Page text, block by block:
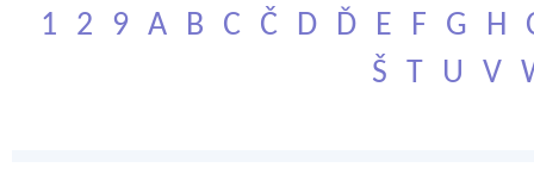
1 2 9 A B C Č D Ď E F G H
Š
T U V